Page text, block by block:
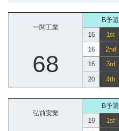
一関工業
B予選
16
1st
68
16 2nd
16 3rd
20 4th
弘前実業
B予選
19
1st